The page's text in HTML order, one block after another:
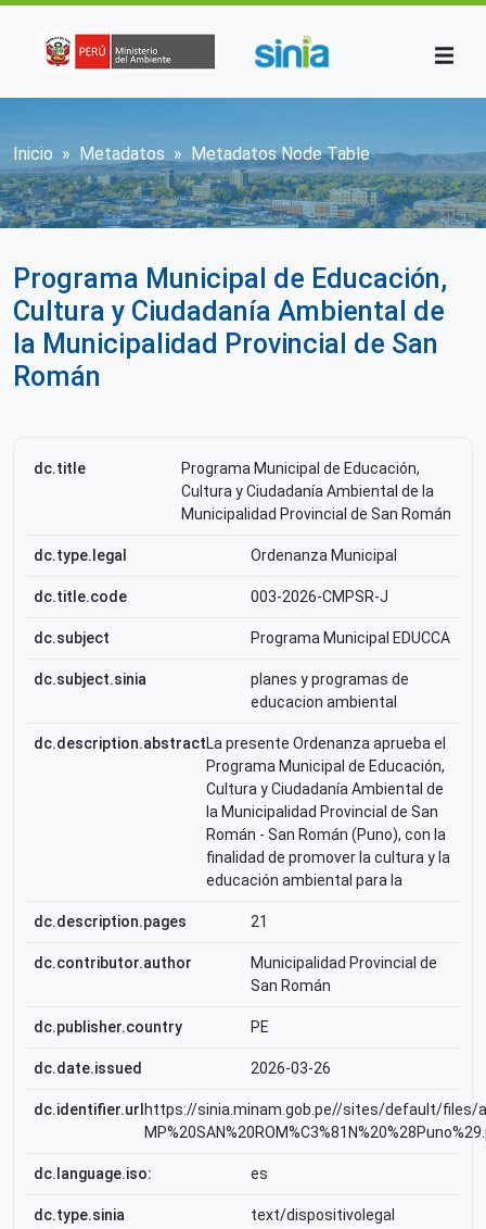
Sobrescribir enlaces de ayuda a la
Inicio Metadatos Metadatos Node Table
Programa Municipal de Educación,
Cultura y Ciudadanía Ambiental de
la Municipalidad Provincial de San
Román
dc.title
Programa Municipal de Educación,
Cultura y Ciudadanía Ambiental de la
Municipalidad Provincial de San Román
dc.type.legal Ordenanza Municipal
dc.title.code 003-2026-CMPSR-J
dc.subject Programa Municipal EDUCCA
dc.subject.sinia
planes y programas de
educacion ambiental
dc.description.abstractLa presente Ordenanza aprueba el
Programa Municipal de Educación,
Cultura y Ciudadanía Ambiental de
la Municipalidad Provincial de San
Román - San Román (Puno), con la
finalidad de promover la cultura y la
educación ambiental para la
dc.description.pages 21
dc.contributor.author
Municipalidad Provincial de
San Román
dc.publisher.country PE
dc.date.issued 2026-03-26
dc.identifier.url https://sinia.minam.gob.pe//sites/default/files/
dc.language.iso: es
dc.type.sinia text/dispositivolegal